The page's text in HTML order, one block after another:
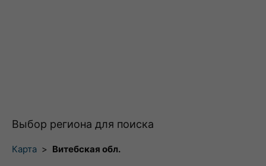
Выбор региона для поиска
Карта > Витебская обл.